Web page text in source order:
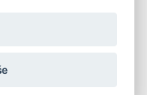
newsletter